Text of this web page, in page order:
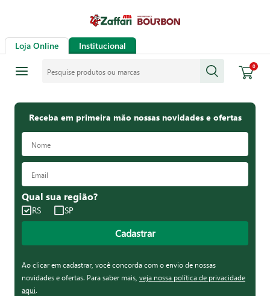
Loja Online Institucional
0
Receba em primeira mão nossas novidades e ofertas
Qual sua região?
RS SP
Cadastrar
Ao clicar em cadastrar, você concorda com o envio de nossas
novidades e ofertas. Para saber mais, veja nossa política de privacidade
aqui.